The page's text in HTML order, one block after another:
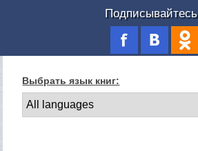
Подписывайтесь
Выбрать язык книг: